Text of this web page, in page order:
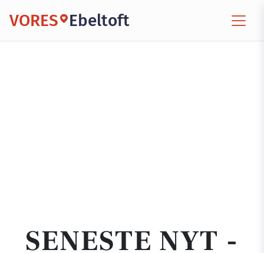
VORES Ebeltoft
SENESTE NYT -